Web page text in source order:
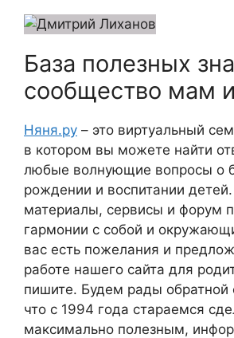
База полезных
сообщество мам
Няня.ру – это виртуальный
в котором вы можете найти
любые волнующие вопросы о
рождении и воспитании
материалы, сервисы и форум
гармонии с собой и
вас есть пожелания и
работе нашего сайта для
пишите. Будем рады обратной
что c 1994 года стараемся
максимально полезным,